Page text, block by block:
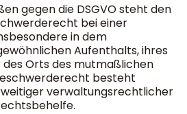
gegen die DSGVO steht den
bei einer
in dem
Aufenthalts, ihres
Orts des mutmaßlichen
besteht
verwaltungsrechtlicher